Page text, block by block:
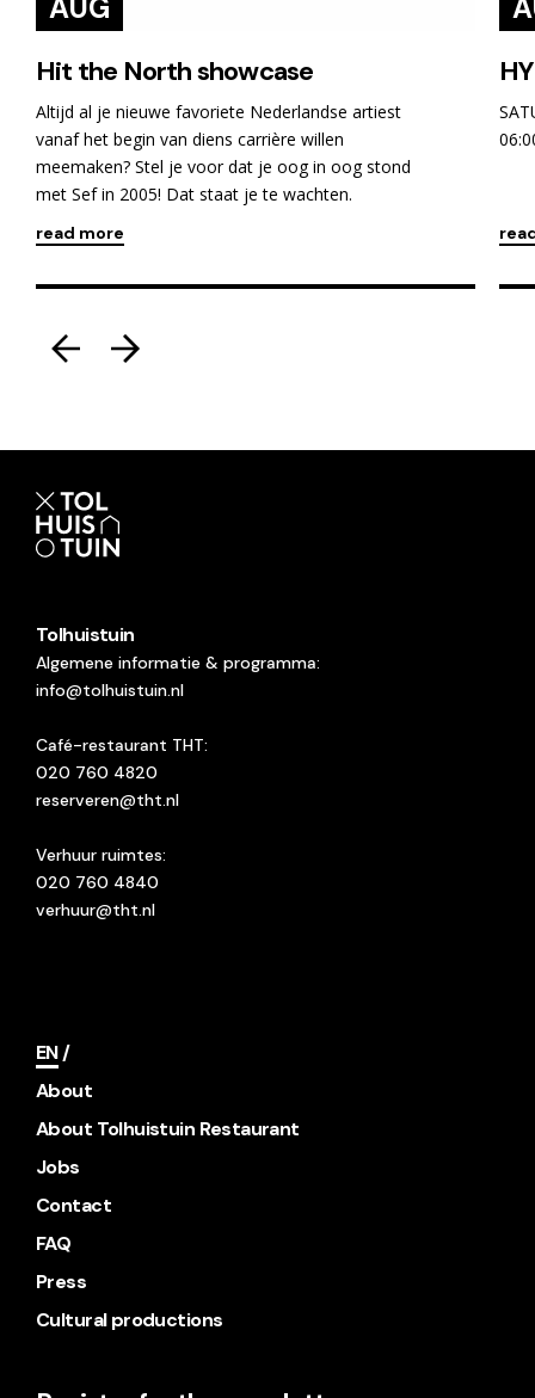
AUG
Hit the North showcase
Altijd al je nieuwe favoriete Nederlandse artiest
vanaf het begin van diens carrière willen
meemaken? Stel je voor dat je oog in oog stond
met Sef in 2005! Dat staat je te wachten.
read more
Tolhuistuin
Algemene informatie & programma:
info@tolhuistuin.nl
Café-restaurant THT:
020 760 4820
reserveren@tht.nl
Verhuur ruimtes:
020 760 4840
verhuur@tht.nl
EN
About
About Tolhuistuin Restaurant
Jobs
Contact
FAQ
Press
Cultural productions